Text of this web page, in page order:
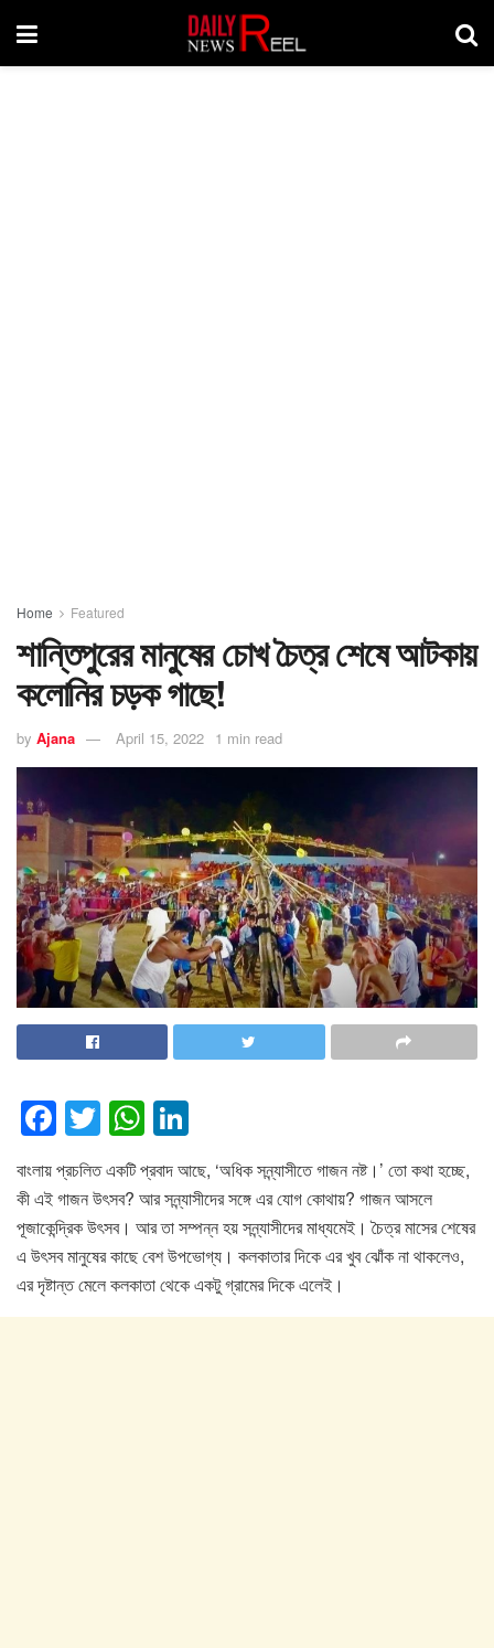
Home Featured
শান্তিপুরের মানুষের চোখ চৈত্র শেষে আটকায়
কলোনির চড়ক গাছে!
by Ajana April 15, 2022 1 min read
F
a
c
e
b
o
o
T
wi
tt
er
W
h
at
s
A
p
p
n
k
e
dI
n
বাংলায় প্রচলিত একটি প্রবাদ আছে, ‘অধিক সন্ন্যাসীতে গাজন নষ্ট।’ তো কথা হচ্ছে,
কী এই গাজন উৎসব? আর সন্ন্যাসীদের সঙ্গে এর যোগ কোথায়? গাজন আসলে
পূজাকেন্দ্রিক উৎসব। আর তা সম্পন্ন হয় সন্ন্যাসীদের মাধ্যমেই। চৈত্র মাসের শেষের
এ উৎসব মানুষের কাছে বেশ উপভোগ্য। কলকাতার দিকে এর খুব ঝোঁক না থাকলেও,
এর দৃষ্টান্ত মেলে কলকাতা থেকে একটু গ্রামের দিকে এলেই।